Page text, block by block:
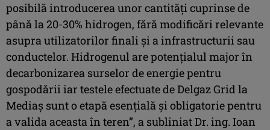
posibilă introducerea unor cantități cuprinse de
până la 20-30% hidrogen, fără modificări relevante
asupra utilizatorilor finali și a infrastructurii sau
conductelor. Hidrogenul are potențialul major în
decarbonizarea surselor de energie pentru
gospodării iar testele efectuate de Delgaz Grid la
Mediaș sunt o etapă esențială și obligatorie pentru
a valida aceasta în teren”, a subliniat Dr. ing. Ioan